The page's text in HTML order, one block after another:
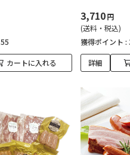
55
カートに入れる
3,710円
(送料・税込)
獲得ポイント :
詳細